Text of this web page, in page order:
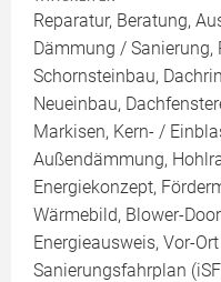
Reparatur, Beratung,
Dämmung / Sanierung,
Schornsteinbau,
Neueinbau,
Markisen, Kern- /
Außendämmung,
Energiekonzept,
Wärmebild, Blower-
Energieausweis, Vor-
Sanierungsfahrplan